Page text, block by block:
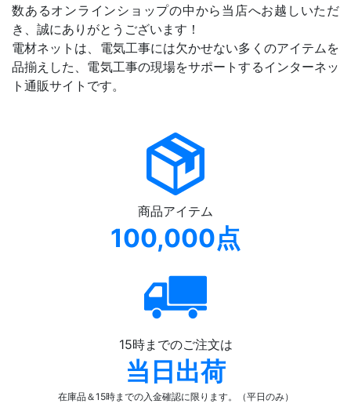
数あるオンラインショップの中から当店へお越しいただ
き、誠にありがとうございます！
電材ネットは、電気工事には欠かせない多くのアイテムを
品揃えした、電気工事の現場をサポートするインターネッ
ト通販サイトです。
商品アイテム
100,000点
15時までのご注文は
当日出荷
在庫品＆15時までの入金確認に限ります。（平日のみ）